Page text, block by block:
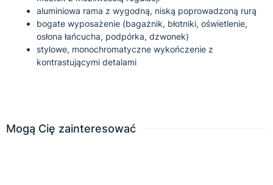
aluminiowa rama z wygodną, niską poprowadzoną rurą
bogate wyposażenie (bagażnik, błotniki, oświetlenie,
osłona łańcucha, podpórka, dzwonek)
stylowe, monochromatyczne wykończenie z
kontrastującymi detalami
Mogą Cię zainteresować